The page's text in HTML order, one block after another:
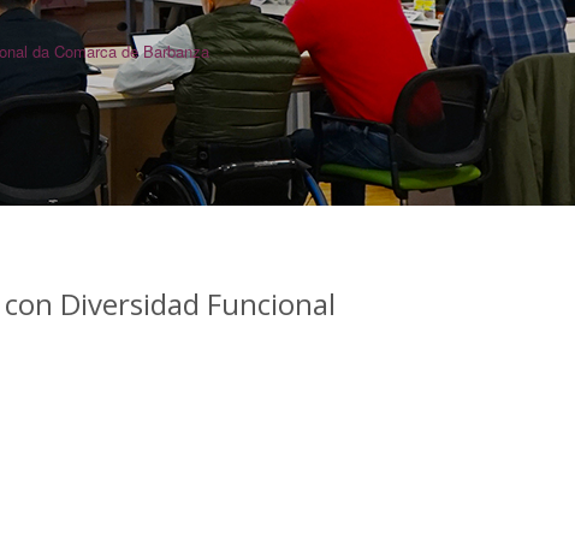
da Comarca de Barbanza
Diversidad Funcional